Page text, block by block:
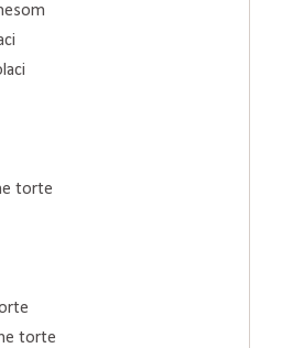
torte
torte